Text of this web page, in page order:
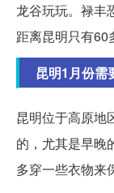
龙谷玩玩。禄丰
距离昆明只有60
昆明1月份需
昆明位于高原地
的，尤其是早晚
多穿一些衣物来